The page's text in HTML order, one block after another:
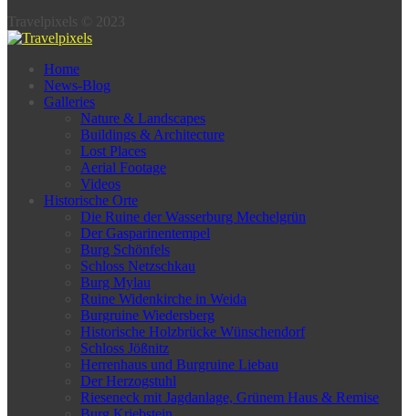
Travelpixels © 2023
Home
News-Blog
Galleries
Nature & Landscapes
Buildings & Architecture
Lost Places
Aerial Footage
Videos
Historische Orte
Die Ruine der Wasserburg Mechelgrün
Der Gasparinentempel
Burg Schönfels
Schloss Netzschkau
Burg Mylau
Ruine Widenkirche in Weida
Burgruine Wiedersberg
Historische Holzbrücke Wünschendorf
Schloss Jößnitz
Herrenhaus und Burgruine Liebau
Der Herzogstuhl
Rieseneck mit Jagdanlage, Grünem Haus & Remise